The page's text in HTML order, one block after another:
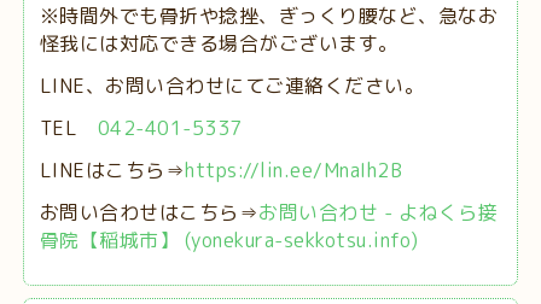
※時間外でも骨折や捻挫、ぎっくり腰など、急なお
怪我には対応できる場合がございます。
LINE、お問い合わせにてご連絡ください。
TEL 042-401-5337
LINEはこちら⇒https://lin.ee/MnaIh2B
お問い合わせはこちら⇒お問い合わせ - よねくら接
骨院【稲城市】 (yonekura-sekkotsu.info)